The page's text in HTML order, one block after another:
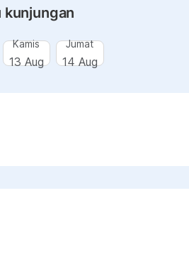
kunjungan
Kamis
13 Aug
Jumat
14 Aug